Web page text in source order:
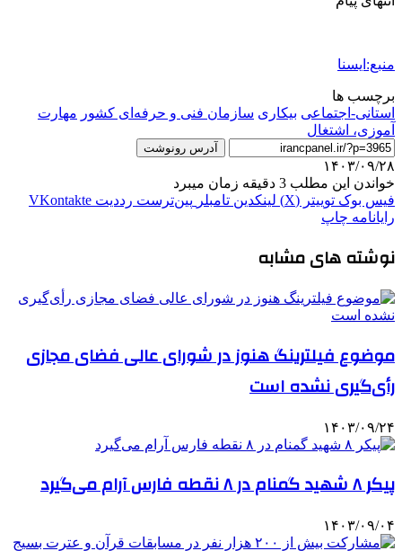
منبع:ایسنا
برچسب ها
استانی-اجتماعی بیکاری سازمان فنی و حرفه‌ای کشور مهارت
آموزی، اشتغال
آدرس رونوشت
۱۴۰۳/۰۹/۲۸
خواندن این مطلب 3 دقیقه زمان میبرد
فیس بوک توییتر (X) لینکدین ‫تامبلر ‫پین‌ترست ‫رددیت ‫VKontakte
رایانامه چاپ
نوشته های مشابه
موضوع فیلترینگ هنوز در شورای عالی فضای مجازی
رأی‌گیری نشده است
۱۴۰۳/۰۹/۲۴
پیکر ۸ شهید گمنام در ۸ نقطه فارس آرام می‌گیرد
۱۴۰۳/۰۹/۰۴